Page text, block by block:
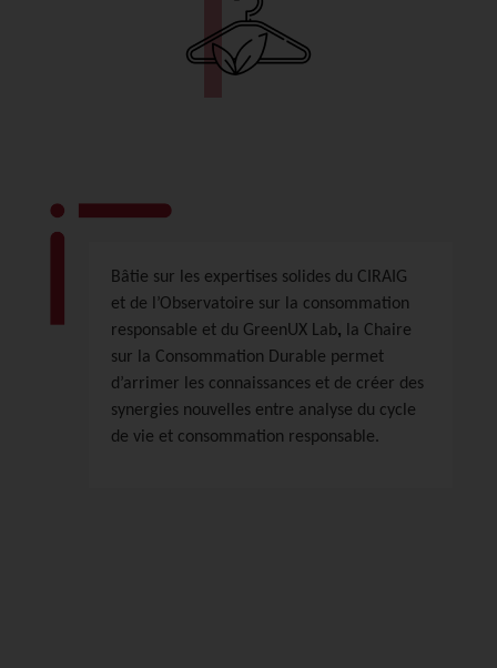
Bâtie sur les expertises solides du CIRAIG
et de l’Observatoire sur la consommation
responsable et du GreenUX Lab, la Chaire
sur la Consommation Durable permet
d’arrimer les connaissances et de créer des
synergies nouvelles entre analyse du cycle
de vie et consommation responsable.